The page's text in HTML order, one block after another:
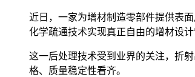
近日，一家为增材制造零部件提供表
化学疏通技术实现真正自由的增材设计”
这一后处理技术受到业界的关注，折
格、质量稳定性看齐。